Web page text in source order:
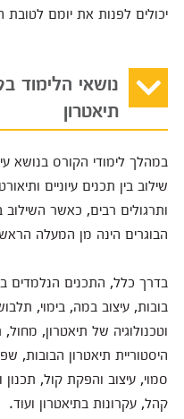
יכולים לפנות את יומם לטובת
נושאי הלימוד
תיאטרון
במהלך לימודי הקורס בנושא
שילוב בין תכנים עיוניים
ותרגולים רבים, כאשר
הבוגרים הינה מן המעלה
בדרך כלל, התכנים הנלמדים
בובות, עיצוב במה, בימוי,
וטכנולוגיה של תיאטרון,
היסטוריית תיאטרון הבובות,
סמוי, עיצוב והפקת קול,
קהל, עקרונות בתיאטרון ועוד.